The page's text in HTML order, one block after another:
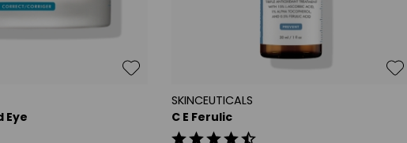
Eye
SKINCEUTICALS
C E Ferulic